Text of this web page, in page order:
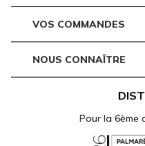
VOS COMMANDES
NOUS CONNAÎTRE
Pour la 6ème